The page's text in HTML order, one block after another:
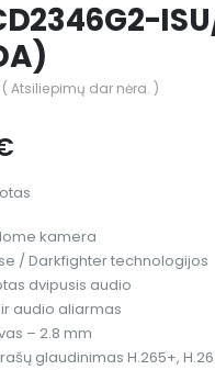
( Atsiliepimų dar nėra. )
kamera
/ Darkfighter technologijos
dvipusis audio
audio aliarmas
– 2.8 mm
glaudinimas H.265+,